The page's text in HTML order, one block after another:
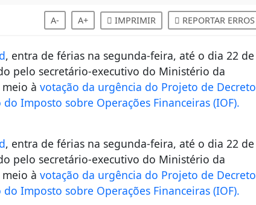
A- A+ IMPRIMIR REPORTAR ERROS
, entra de férias na segunda-feira, até o dia 22 de
pelo secretário-executivo do Ministério da
meio àvotação da urgência do Projeto de Decreto
Imposto sobre Operações Financeiras (IOF).
, entra de férias na segunda-feira, até o dia 22 de
pelo secretário-executivo do Ministério da
meio àvotação da urgência do Projeto de Decreto
Imposto sobre Operações Financeiras (IOF).